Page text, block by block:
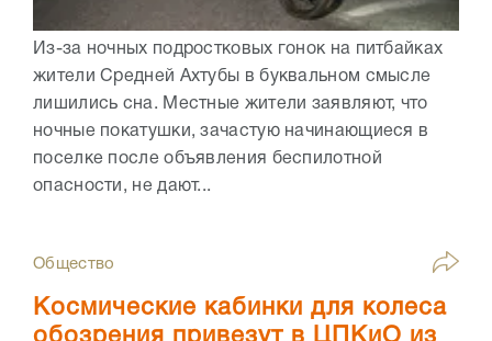
Из-за ночных подростковых гонок на питбайках
жители Средней Ахтубы в буквальном смысле
лишились сна. Местные жители заявляют, что
ночные покатушки, зачастую начинающиеся в
поселке после объявления беспилотной
опасности, не дают...
Общество
Космические кабинки для колеса
обозрения привезут в ЦПКиО из